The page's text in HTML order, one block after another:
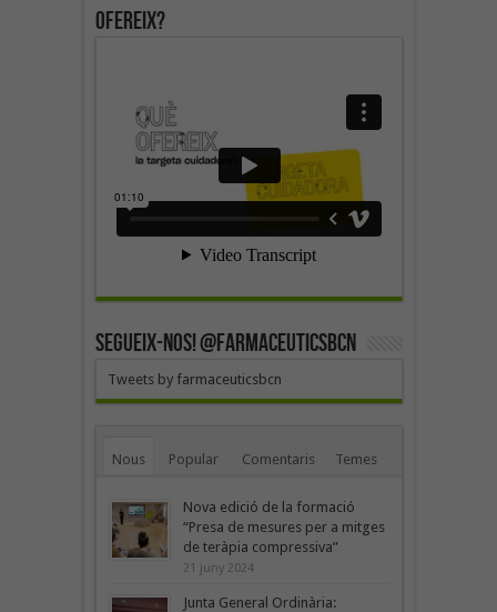
ofereix?
SEGUEIX-NOS! @farmaceuticsbcn
Tweets by farmaceuticsbcn
Nous Popular Comentaris Temes
Nova edició de la formació
“Presa de mesures per a mitges
de teràpia compressiva”
21 juny 2024
Junta General Ordinària: